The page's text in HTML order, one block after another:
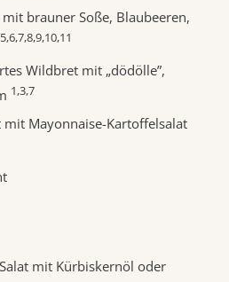
brauner Soße, Blaubeeren,
Wildbret mit „dödölle”,
1,3,7
mit Mayonnaise-Kartoffelsalat
mit Kürbiskernöl oder